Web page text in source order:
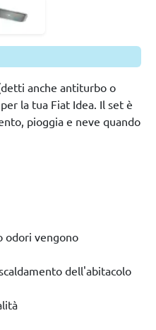
anche antiturbo o
la tua Fiat Idea. Il set è
pioggia e neve quando
odori vengono
dell'abitacolo